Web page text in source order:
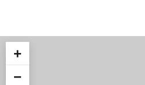
+
−